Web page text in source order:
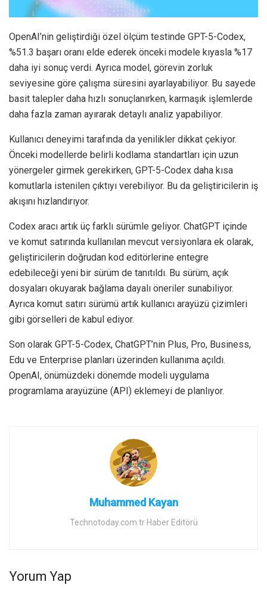
OpenAI’nin geliştirdiği özel ölçüm testinde GPT-5-Codex,
%51.3 başarı oranı elde ederek önceki modele kıyasla %17
daha iyi sonuç verdi. Ayrıca model, görevin zorluk
seviyesine göre çalışma süresini ayarlayabiliyor. Bu sayede
basit talepler daha hızlı sonuçlanırken, karmaşık işlemlerde
daha fazla zaman ayırarak detaylı analiz yapabiliyor.
Kullanıcı deneyimi tarafında da yenilikler dikkat çekiyor.
Önceki modellerde belirli kodlama standartları için uzun
yönergeler girmek gerekirken, GPT-5-Codex daha kısa
komutlarla istenilen çıktıyı verebiliyor. Bu da geliştiricilerin iş
akışını hızlandırıyor.
Codex aracı artık üç farklı sürümle geliyor. ChatGPT içinde
ve komut satırında kullanılan mevcut versiyonlara ek olarak,
geliştiricilerin doğrudan kod editörlerine entegre
edebileceği yeni bir sürüm de tanıtıldı. Bu sürüm, açık
dosyaları okuyarak bağlama dayalı öneriler sunabiliyor.
Ayrıca komut satırı sürümü artık kullanıcı arayüzü çizimleri
gibi görselleri de kabul ediyor.
Son olarak GPT-5-Codex, ChatGPT’nin Plus, Pro, Business,
Edu ve Enterprise planları üzerinden kullanıma açıldı.
OpenAI, önümüzdeki dönemde modeli uygulama
programlama arayüzüne (API) eklemeyi de planlıyor.
Muhammed Kayan
Technotoday.com.tr Haber Editörü
Yorum Yap